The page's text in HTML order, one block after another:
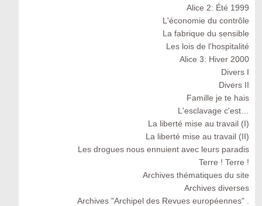
Alice 2: Été 1999
L'économie du contrôle
La fabrique du sensible
Les lois de l'hospitalité
Alice 3: Hiver 2000
Divers I
Divers II
Famille je te hais
L'esclavage c'est…
La liberté mise au travail (I)
La liberté mise au travail (II)
Les drogues nous ennuient avec leurs paradis
Terre ! Terre !
Archives thématiques du site
Archives diverses
Archives "Archipel des Revues européennes" .